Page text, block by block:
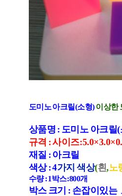
도미노 아크릴(소형)이상한
상품명 : 도미노 아크릴
규격 : 사이즈
재질 : 아크릴
색상 : 4가지 색상(흰,노
수량 : 1박스:800개
박스 크기 : 손잡이있는